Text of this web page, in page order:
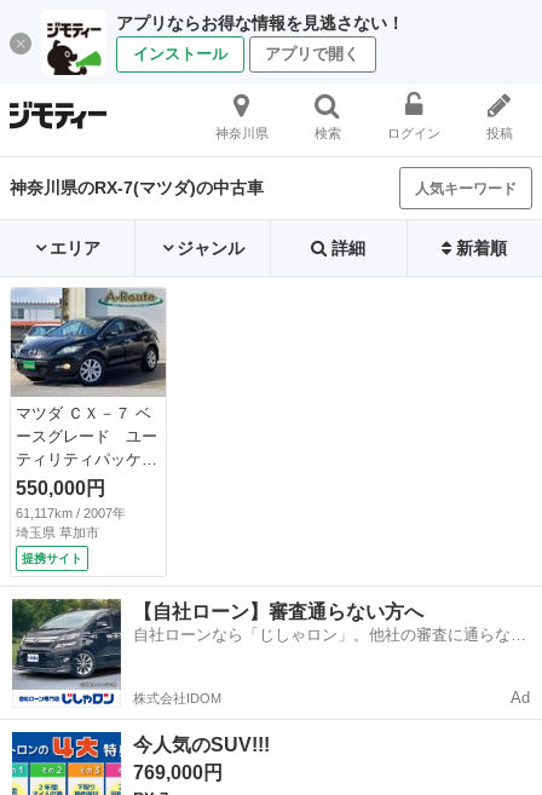
アプリならお得な情報を見逃さない！
インストール アプリで開く
神奈川県 検索 ログイン 投稿
神奈川県のRX-7(マツダ)の中古車 人気キーワード
エリア ジャンル 詳細 新着順
マツダ ＣＸ－７ ベ
ースグレード ユー
ティリティパッケー
ジ ４ＷＤ 禁煙
車 １オーナー Ｄ
ＩＳＩターボ 純正
ＨＤＤナビ ＣＤ／
ＤＶＤ再生 音楽録
音 バック／サイド
カメラ スマートキ
ー クルコン ＥＴ
Ｃ オートライト
純正１８アルミ
（車検整備付）
550,000円
61,117km / 2007年
埼玉県 草加市
提携サイト
【自社ローン】審査通らない方へ
自社ローンなら「じしゃロン」。他社の審査に通らなか
株式会社IDOM Ad
今人気のSUV!!!
769,000円